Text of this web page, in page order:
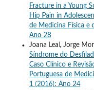
Fracture in a Young
Hip Pain in
de Medicina Física e
Ano 28
Joana Leal, Jorge
Síndrome do
Caso Clínico e
Portuguesa de
1 (2016): Ano 24